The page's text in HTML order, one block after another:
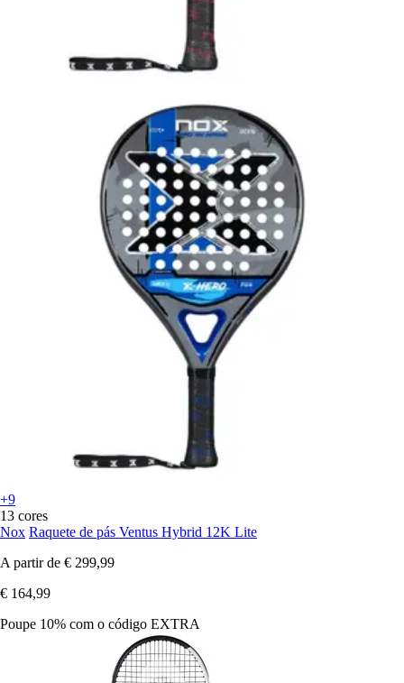
+9
13 cores
Nox Raquete de pás Ventus Hybrid 12K Lite
A partir de € 299,99
€ 164,99
Poupe 10% com o código EXTRA